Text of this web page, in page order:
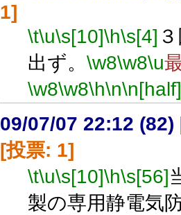
1]
\t\u\s[10]\h\s[4]
出ず。 \w8\w8\u
\w8\w8\h\n\n[half]
09/07/07 22:12 (82)
[投票: 1]
\t\u\s[10]\h\s[56]
製の専用静電気